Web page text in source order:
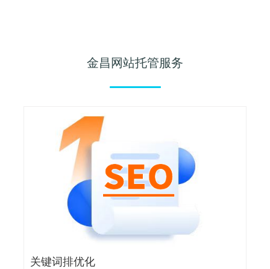
金昌网站托管服务
关键词排优化